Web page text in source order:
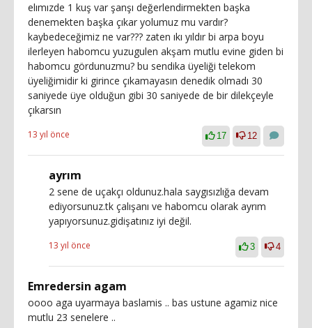
elımızde 1 kuş var şanşı değerlendirmekten başka
denemekten başka çıkar yolumuz mu vardır?
kaybedeceğimiz ne var??? zaten ıkı yıldır bi arpa boyu
ilerleyen habomcu yuzugulen akşam mutlu evine giden bi
habomcu gördunuzmu? bu sendika üyeliği telekom
üyeliğimidir ki girince çıkamayasın denedik olmadı 30
saniyede üye olduğun gibi 30 saniyede de bir dilekçeyle
çıkarsın
13 yıl önce 17 12
ayrım
2 sene de uçakçı oldunuz.hala saygısızlığa devam
ediyorsunuz.tk çalışanı ve habomcu olarak ayrım
yapıyorsunuz.gidişatınız iyi değil.
13 yıl önce 3 4
Emredersin agam
oooo aga uyarmaya baslamis .. bas ustune agamiz nice
mutlu 23 senelere ..